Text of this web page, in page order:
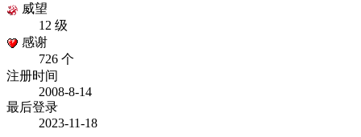
威望
12 级
感谢
726 个
注册时间
2008-8-14
最后登录
2023-11-18